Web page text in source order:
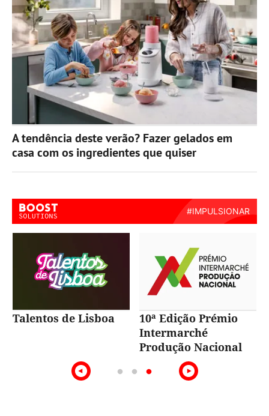
A tendência deste verão? Fazer gelados em
casa com os ingredientes que quiser
Talentos de Lisboa
10ª Edição Prémio
Intermarché
Produção Nacional